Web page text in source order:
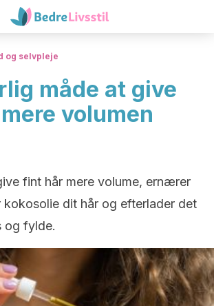
og selvpleje
måde at give
volumen
fint hår mere volume, ernærer
kokosolie dit hår og efterlader det
og fylde.